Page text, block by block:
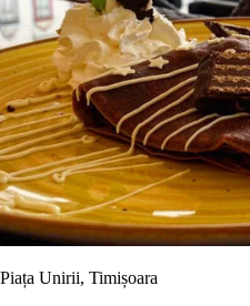
Piața Unirii, Timișoara